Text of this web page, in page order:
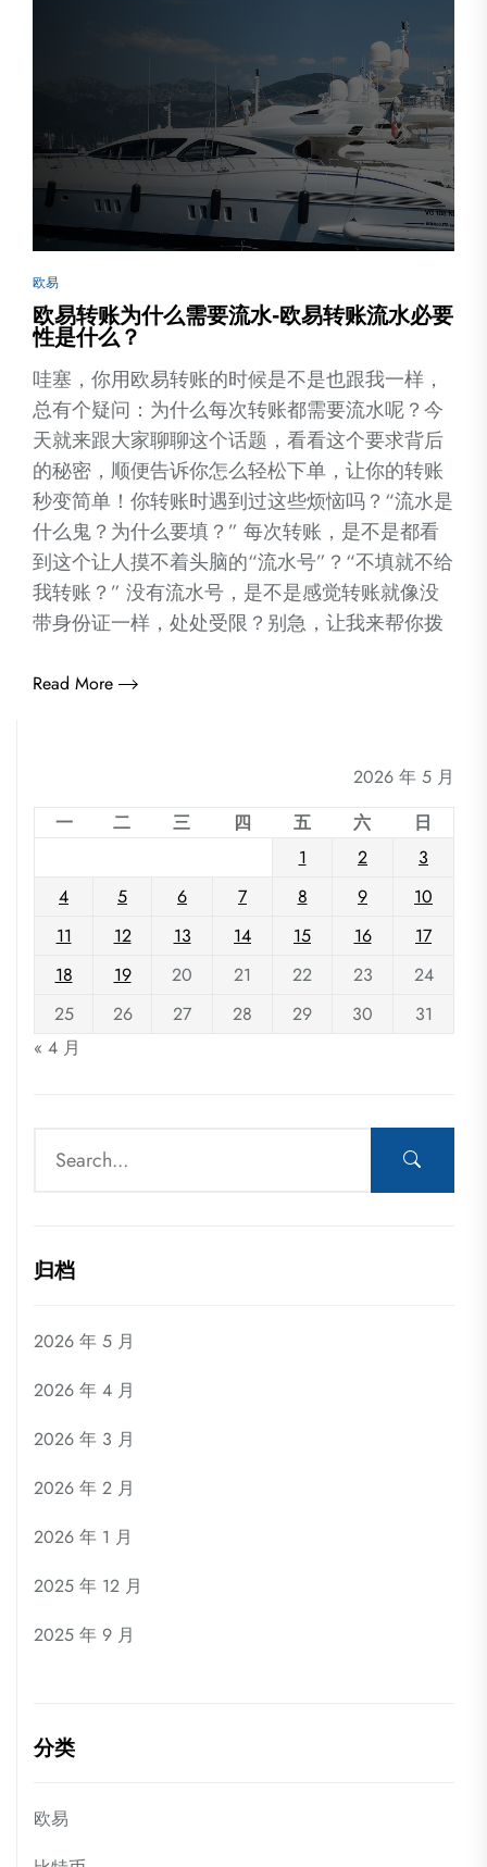
欧易
欧易转账为什么需要流水-欧易转账流水必要
性是什么？
哇塞，你用欧易转账的时候是不是也跟我一样，
总有个疑问：为什么每次转账都需要流水呢？今
天就来跟大家聊聊这个话题，看看这个要求背后
的秘密，顺便告诉你怎么轻松下单，让你的转账
秒变简单！你转账时遇到过这些烦恼吗？“流水是
什么鬼？为什么要填？” 每次转账，是不是都看
到这个让人摸不着头脑的“流水号”？“不填就不给
我转账？” 没有流水号，是不是感觉转账就像没
带身份证一样，处处受限？别急，让我来帮你拨
Read More
2026 年 5 月
一
二 三 四 五 六
日
1
2
3
4
5 6 7 8 9
10
11
12 13 14 15 16
17
18
19 20 21 22 23
24
25
26 27 28 29 30
31
« 4 月
归档
2026 年 5 月
2026 年 4 月
2026 年 3 月
2026 年 2 月
2026 年 1 月
2025 年 12 月
2025 年 9 月
分类
欧易